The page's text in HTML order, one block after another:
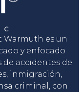
Warmuth es un
y enfocado
accidentes de
inmigración,
criminal, con